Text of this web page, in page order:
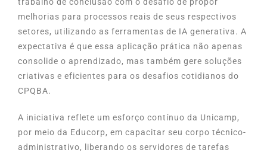
melhorias para processos reais de seus respectivos
setores, utilizando as ferramentas de IA generativa. A
expectativa é que essa aplicação prática não apenas
consolide o aprendizado, mas também gere soluções
criativas e eficientes para os desafios cotidianos do
CPQBA.
A iniciativa reflete um esforço contínuo da Unicamp,
por meio da Educorp, em capacitar seu corpo técnico-
administrativo, liberando os servidores de tarefas